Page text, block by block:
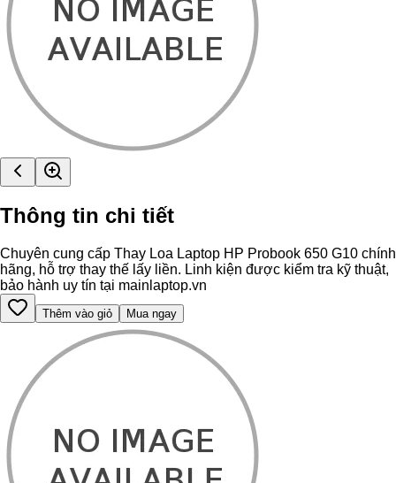
Thông tin chi tiết
Chuyên cung cấp Thay Loa Laptop HP Probook 650 G10 chính
hãng, hỗ trợ thay thế lấy liền. Linh kiện được kiểm tra kỹ thuật,
bảo hành uy tín tại mainlaptop.vn
Thêm vào giỏ Mua ngay